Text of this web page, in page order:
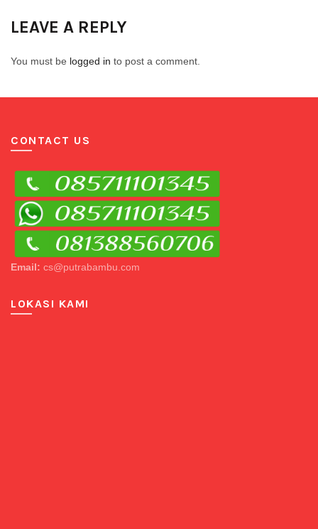
LEAVE A REPLY
You must be logged in to post a comment.
CONTACT US
Email: cs@putrabambu.com
LOKASI KAMI